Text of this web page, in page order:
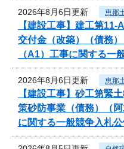
2026年8月6日更新 恵那
【建設工事】建工第
交付金（改築）（債務
（A1）工事に関する一
2026年8月6日更新 恵那
【建設工事】砂工第緊
策砂防事業（債務）（
に関する一般競争入札